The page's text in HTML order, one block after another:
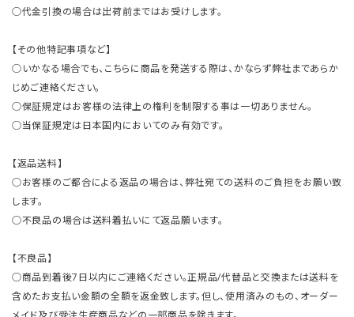
○代金引換の場合は出荷前まではお受けします。
【その他特記事項など】
○いかなる場合でも、こちらに商品を発送する際は、かならず弊社まであらか
じめご連絡ください。
○保証規定はお客様の法律上の権利を制限する事は一切ありません。
○当保証規定は日本国内においてのみ有効です。
【返品送料】
○お客様のご都合による返品の場合は、弊社宛ての送料のご負担をお願い致
します。
○不良品の場合は送料着払いにて返品願います。
【不良品】
○商品到着後7日以内にご連絡ください。正規品/代替品と交換または送料を
含めたお支払い金額の全額を返金致します。但し、使用済みのもの、オーダー